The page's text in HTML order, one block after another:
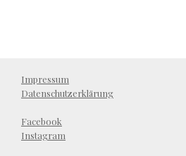
Impressum
Datenschutzerklärung
Facebook
Instagram